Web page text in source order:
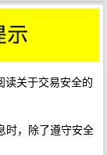
读关于交易安全的
时，除了遵守安全